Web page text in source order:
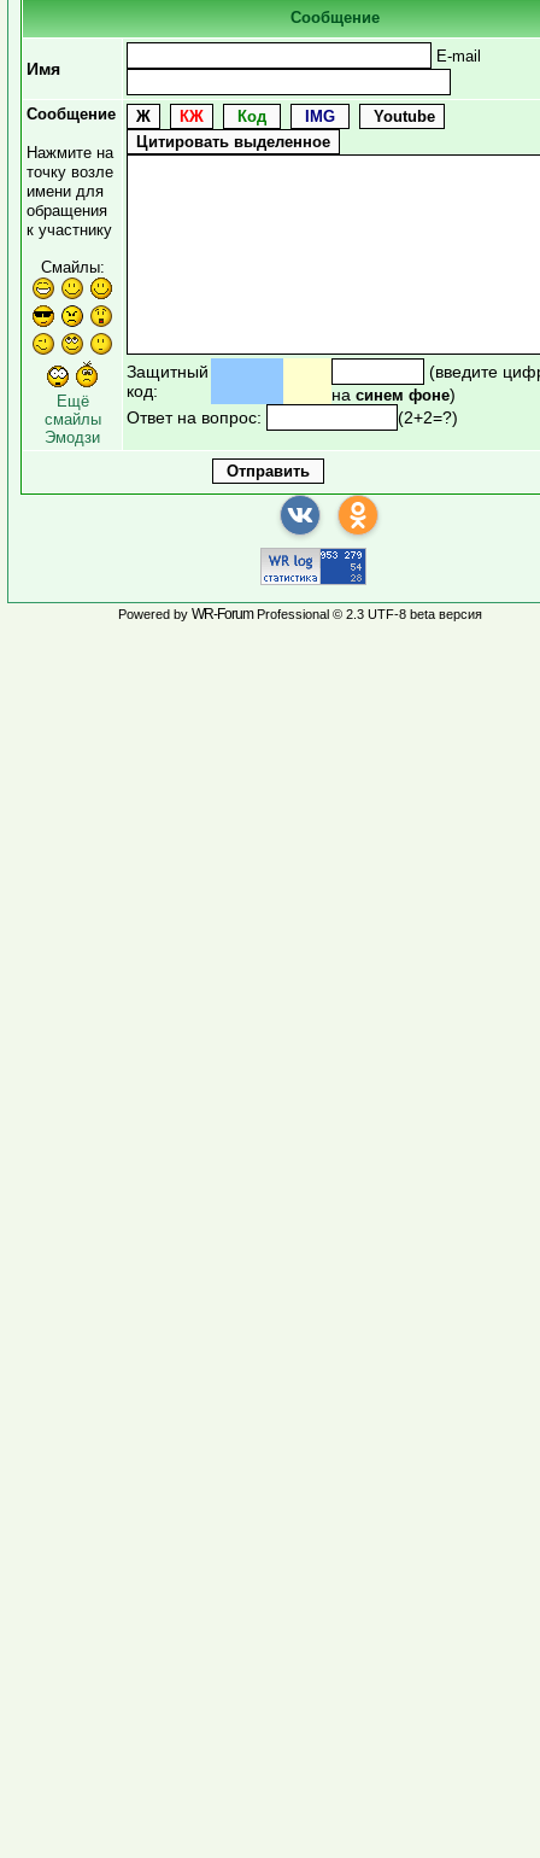
Сообщение
Имя
E-mail
Сообщение
Нажмите на
точку возле
имени для
обращения
к участнику
Смайлы:
Ещё
смайлы
Эмодзи
Защитный
код:
(введите
на синем фоне)
Ответ на вопрос:
(2+2=?)
Powered by WR-ForumProfessional © 2.3 UTF-8 beta версия